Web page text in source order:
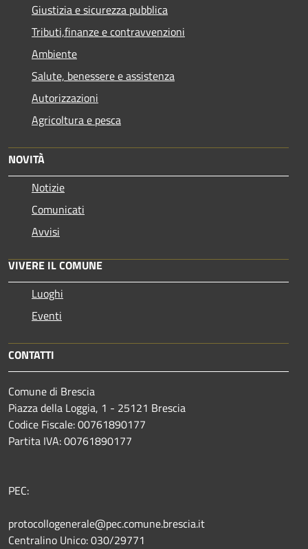
Giustizia e sicurezza pubblica
Tributi,finanze e contravvenzioni
Ambiente
Salute, benessere e assistenza
Autorizzazioni
Agricoltura e pesca
NOVITÀ
Notizie
Comunicati
Avvisi
VIVERE IL COMUNE
Luoghi
Eventi
CONTATTI
Comune di Brescia
Piazza della Loggia, 1 - 25121 Brescia
Codice Fiscale: 00761890177
Partita IVA: 00761890177
PEC:
protocollogenerale@pec.comune.brescia.it
Centralino Unico: 030/29771